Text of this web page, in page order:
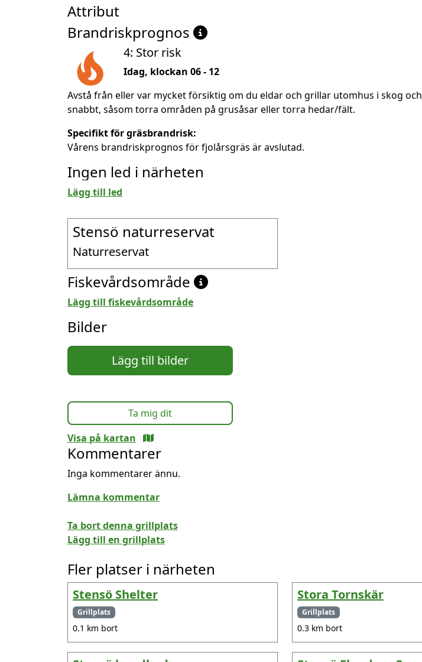
Attribut
Brandriskprognos
4: Stor risk
Idag, klockan 06 - 12
Avstå från eller var mycket försiktig om du eldar och grillar utomhus i skog
snabbt, såsom torra områden på grusåsar eller torra hedar/fält.
Specifikt för gräsbrandrisk:
Vårens brandriskprognos för fjolårsgräs är avslutad.
Ingen led i närheten
Lägg till led
Stensö naturreservat
Naturreservat
Fiskevårdsområde
Lägg till fiskevårdsområde
Bilder
Lägg till bilder
Ta mig dit
Visa på kartan
Kommentarer
Inga kommentarer ännu.
Lämna kommentar
Ta bort denna grillplats
Lägg till en grillplats
Fler platser i närheten
Stensö Shelter
Grillplats
0.1 km bort
Stora Tornskär
Grillplats
0.3 km bort